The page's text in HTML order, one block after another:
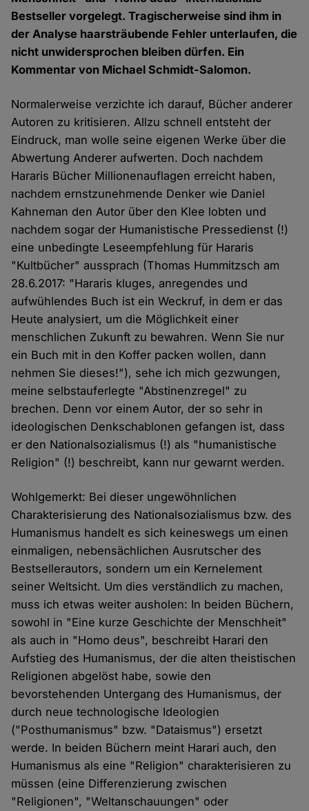
Bestseller vorgelegt. Tragischerweise sind ihm in
der Analyse haarsträubende Fehler unterlaufen, die
nicht unwidersprochen bleiben dürfen. Ein
Kommentar von Michael Schmidt-Salomon.
Normalerweise verzichte ich darauf, Bücher anderer
Autoren zu kritisieren. Allzu schnell entsteht der
Eindruck, man wolle seine eigenen Werke über die
Abwertung Anderer aufwerten. Doch nachdem
Hararis Bücher Millionenauflagen erreicht haben,
nachdem ernstzunehmende Denker wie Daniel
Kahneman den Autor über den Klee lobten und
nachdem sogar der Humanistische Pressedienst (!)
eine unbedingte Leseempfehlung für Hararis
"Kultbücher" aussprach (Thomas Hummitzsch am
28.6.2017: "Hararis kluges, anregendes und
aufwühlendes Buch ist ein Weckruf, in dem er das
Heute analysiert, um die Möglichkeit einer
menschlichen Zukunft zu bewahren. Wenn Sie nur
ein Buch mit in den Koffer packen wollen, dann
nehmen Sie dieses!"), sehe ich mich gezwungen,
meine selbstauferlegte "Abstinenzregel" zu
brechen. Denn vor einem Autor, der so sehr in
ideologischen Denkschablonen gefangen ist, dass
er den Nationalsozialismus (!) als "humanistische
Religion" (!) beschreibt, kann nur gewarnt werden.
Wohlgemerkt: Bei dieser ungewöhnlichen
Charakterisierung des Nationalsozialismus bzw. des
Humanismus handelt es sich keineswegs um einen
einmaligen, nebensächlichen Ausrutscher des
Bestsellerautors, sondern um ein Kernelement
seiner Weltsicht. Um dies verständlich zu machen,
muss ich etwas weiter ausholen: In beiden Büchern,
sowohl in "Eine kurze Geschichte der Menschheit"
als auch in "Homo deus", beschreibt Harari den
Aufstieg des Humanismus, der die alten theistischen
Religionen abgelöst habe, sowie den
bevorstehenden Untergang des Humanismus, der
durch neue technologische Ideologien
("Posthumanismus" bzw. "Dataismus") ersetzt
werde. In beiden Büchern meint Harari auch, den
Humanismus als eine "Religion" charakterisieren zu
müssen (eine Differenzierung zwischen
"Religionen", "Weltanschauungen" oder